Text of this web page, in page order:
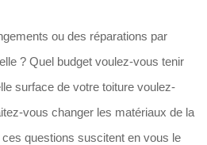
ou des réparations par
? Quel budget voulez-vous tenir
surface de votre toiture voulez-
vous changer les matériaux de la
questions suscitent en vous le